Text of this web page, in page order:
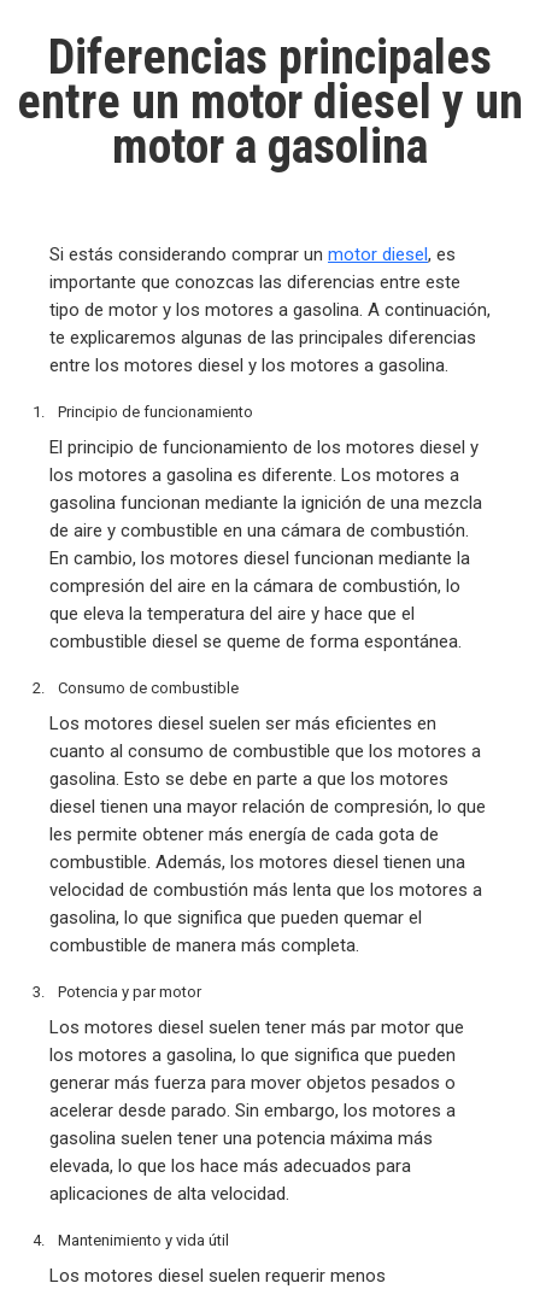
Diferencias principales
entre un motor diesel y un
motor a gasolina
Si estás considerando comprar un motor diesel, es
importante que conozcas las diferencias entre este
tipo de motor y los motores a gasolina. A continuación,
te explicaremos algunas de las principales diferencias
entre los motores diesel y los motores a gasolina.
Principio de funcionamiento
El principio de funcionamiento de los motores diesel y
los motores a gasolina es diferente. Los motores a
gasolina funcionan mediante la ignición de una mezcla
de aire y combustible en una cámara de combustión.
En cambio, los motores diesel funcionan mediante la
compresión del aire en la cámara de combustión, lo
que eleva la temperatura del aire y hace que el
combustible diesel se queme de forma espontánea.
Consumo de combustible
Los motores diesel suelen ser más eficientes en
cuanto al consumo de combustible que los motores a
gasolina. Esto se debe en parte a que los motores
diesel tienen una mayor relación de compresión, lo que
les permite obtener más energía de cada gota de
combustible. Además, los motores diesel tienen una
velocidad de combustión más lenta que los motores a
gasolina, lo que significa que pueden quemar el
combustible de manera más completa.
Potencia y par motor
Los motores diesel suelen tener más par motor que
los motores a gasolina, lo que significa que pueden
generar más fuerza para mover objetos pesados o
acelerar desde parado. Sin embargo, los motores a
gasolina suelen tener una potencia máxima más
elevada, lo que los hace más adecuados para
aplicaciones de alta velocidad.
Mantenimiento y vida útil
Los motores diesel suelen requerir menos